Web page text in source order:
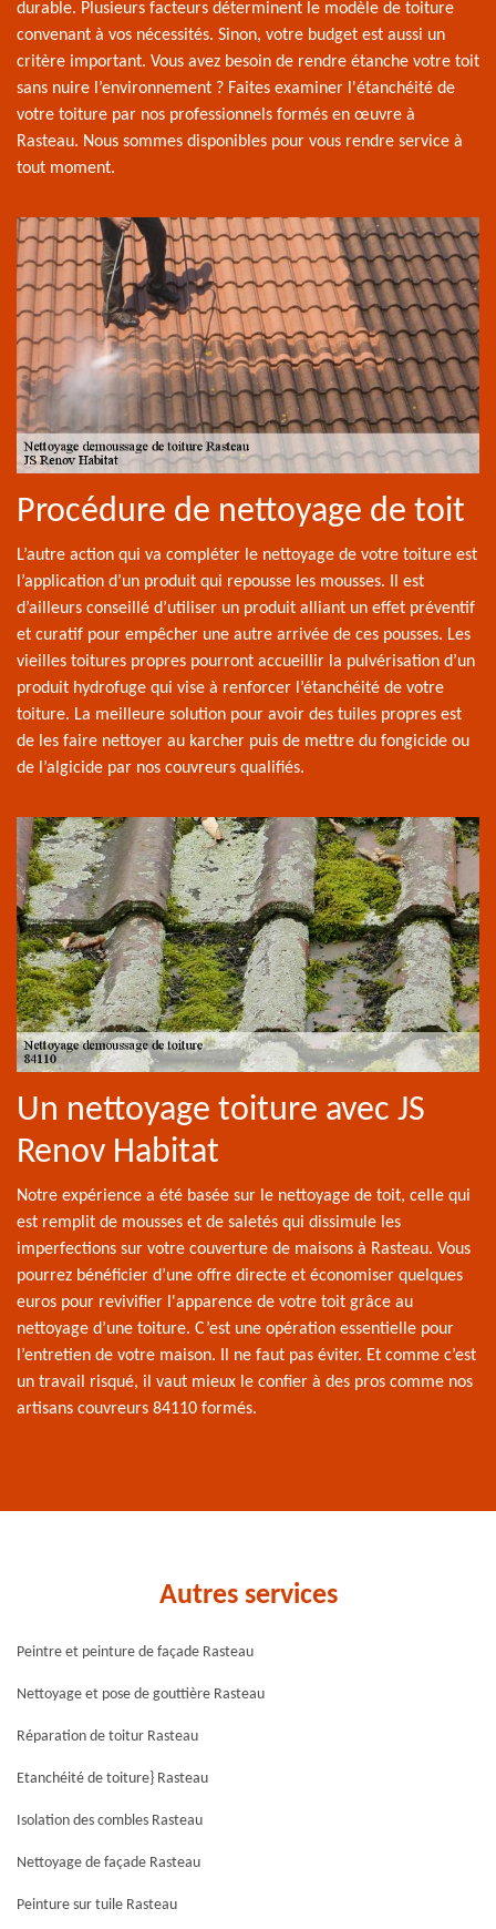
durable. Plusieurs facteurs déterminent le modèle de toiture
convenant à vos nécessités. Sinon, votre budget est aussi un
critère important. Vous avez besoin de rendre étanche votre toit
sans nuire l’environnement ? Faites examiner l'étanchéité de
votre toiture par nos professionnels formés en œuvre à
Rasteau. Nous sommes disponibles pour vous rendre service à
tout moment.
Procédure de nettoyage de toit
L’autre action qui va compléter le nettoyage de votre toiture est
l’application d’un produit qui repousse les mousses. Il est
d’ailleurs conseillé d’utiliser un produit alliant un effet préventif
et curatif pour empêcher une autre arrivée de ces pousses. Les
vieilles toitures propres pourront accueillir la pulvérisation d’un
produit hydrofuge qui vise à renforcer l’étanchéité de votre
toiture. La meilleure solution pour avoir des tuiles propres est
de les faire nettoyer au karcher puis de mettre du fongicide ou
de l’algicide par nos couvreurs qualifiés.
Un nettoyage toiture avec JS
Renov Habitat
Notre expérience a été basée sur le nettoyage de toit, celle qui
est remplit de mousses et de saletés qui dissimule les
imperfections sur votre couverture de maisons à Rasteau. Vous
pourrez bénéficier d’une offre directe et économiser quelques
euros pour revivifier l'apparence de votre toit grâce au
nettoyage d’une toiture. C’est une opération essentielle pour
l’entretien de votre maison. Il ne faut pas éviter. Et comme c’est
un travail risqué, il vaut mieux le confier à des pros comme nos
artisans couvreurs 84110 formés.
Autres services
Peintre et peinture de façade Rasteau
Nettoyage et pose de gouttière Rasteau
Réparation de toitur Rasteau
Etanchéité de toiture} Rasteau
Isolation des combles Rasteau
Nettoyage de façade Rasteau
Peinture sur tuile Rasteau